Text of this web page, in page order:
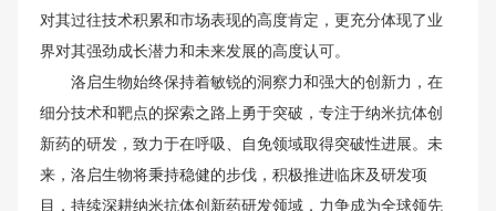
对其过往技术积累和市场表现的高度肯定，更充分体现了业
界对其强劲成长潜力和未来发展的高度认可。
洛启生物始终保持着敏锐的洞察力和强大的创新力，在
细分技术和靶点的探索之路上勇于突破，专注于纳米抗体创
新药的研发，致力于在呼吸、自免领域取得突破性进展。未
来，洛启生物将秉持稳健的步伐，积极推进临床及研发项
目，持续深耕纳米抗体创新药研发领域，力争成为全球领先